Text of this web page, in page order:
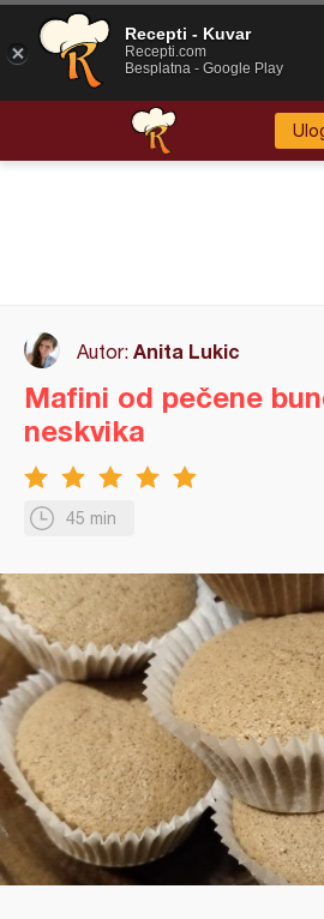
Autor: Anita Lukic
45 min
Mafini od pečene
neskvika
Recepti - Kuvar
Recepti.com
Besplatna - Google Play